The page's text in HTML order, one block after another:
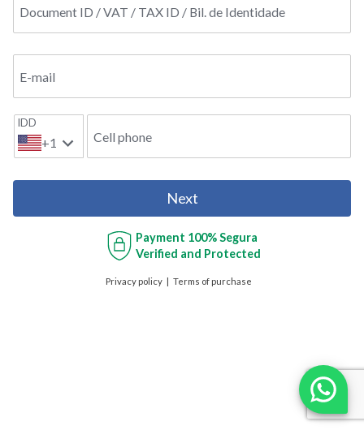
Document ID / VAT / TAX ID / Bil. de Identidade
E-mail
IDD
+1 Cell phone
Next
Payment 100% Segura
Verified and Protected
Privacy policy Terms of purchase